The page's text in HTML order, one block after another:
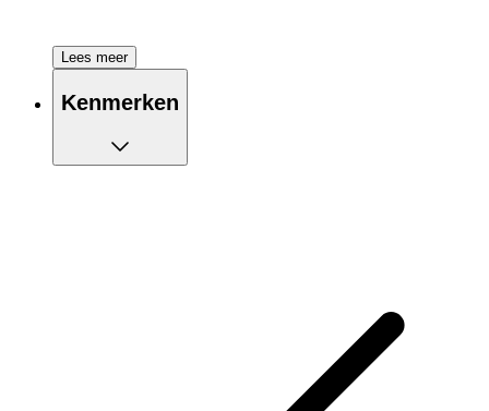
De kenmerken van de Nike One Swoosh Dri-
ventilatie
Nike Dri-FIT technologie voert overtollig zweet
Lees meer
Kenmerken